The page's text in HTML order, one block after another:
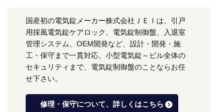
国産初の電気錠メーカー株式会社ＪＥＩは、引戸
用採風電気錠ケアロック、電気錠制御盤、入退室
管理システム、OEM開発など、設計・開発・施
工・保守まで一貫対応。小型電気錠～ビル全体の
セキュリティまで、電気錠制御盤のことならお任
せ下さい。
修理・保守について、詳しくはこちら